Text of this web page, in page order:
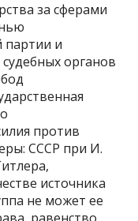
за сферами
и
органов
против
СССР при И.
источника
не может ее